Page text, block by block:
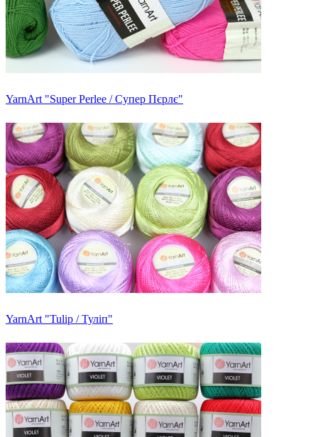
YarnArt "Super Perlee / Супер Пєрлє"
YarnArt "Tulip / Туліп"